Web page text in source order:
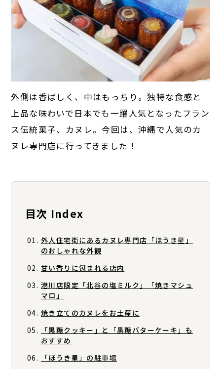
外側は香ばしく、中はもっちり。独特な食感と
上品な味わいで日本でも一躍人気となったフラン
ス伝統菓子、カヌレ。今回は、沖縄で人気のカ
ヌレ専門店に行ってきました！
目次 Index
外人住宅街にあるカヌレ専門店「ほうき星」
のおしゃれな外観
甘い香りに包まれる店内
港川店限定「北谷の塩ミルク」「焼きマシュ
マロ」
焼き立てのカヌレをお土産に
「黒糖クッキー」と「黒糖バターケーキ」も
おすすめ
「ほうき星」の駐車場